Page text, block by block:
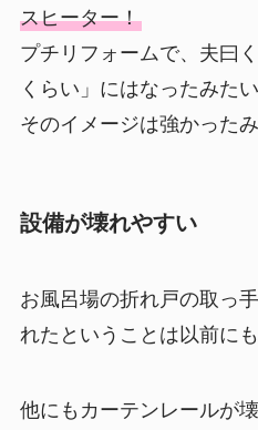
スヒーター！
プチリフォームで、夫曰
くらい」にはなったみたい
そのイメージは強かったみ
設備が壊れやすい
お風呂場の折れ戸の取っ
れたということは以前に
他にもカーテンレールが